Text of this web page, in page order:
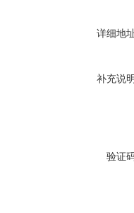
详细地
补充说
验证